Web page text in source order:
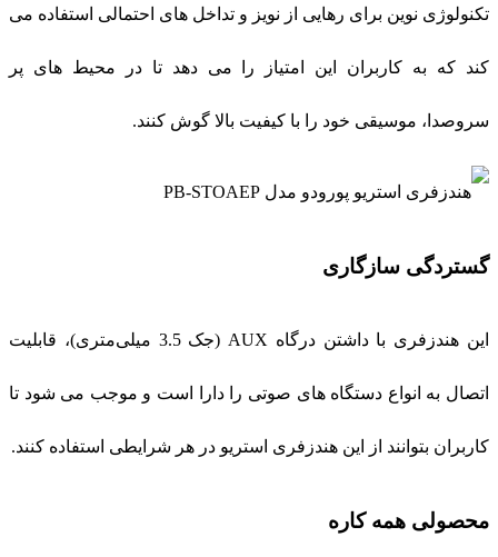
تکنولوژی نوین برای رهایی از نویز و تداخل های احتمالی استفاده می‌
کند که به کاربران این امتیاز را می‌ دهد تا در محیط‌ های پر
سروصدا، موسیقی خود را با کیفیت بالا گوش کنند.
گستردگی سازگاری
این هندزفری با داشتن درگاه AUX (جک 3.5 میلی‌متری)، قابلیت
اتصال به انواع دستگاه‌ های صوتی را دارا است و موجب می شود تا
کاربران بتوانند از این هندزفری استریو در هر شرایطی استفاده کنند.
محصولی همه کاره